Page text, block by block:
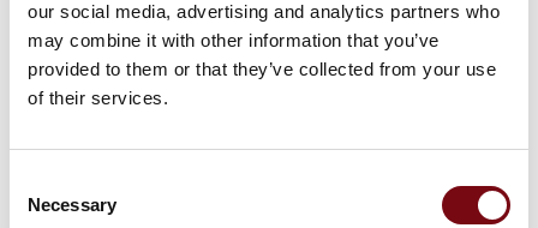
our social media, advertising and analytics partners who
may combine it with other information that you’ve
provided to them or that they’ve collected from your use
of their services.
Selection
Necessary
Se dem her